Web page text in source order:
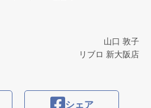
山口 敦子
リブロ 新大阪店
シェア